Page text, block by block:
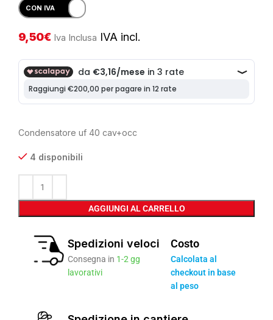
9,50€ Iva Inclusa IVA incl.
Condensatore uf 40 cav+occ
4 disponibili
AGGIUNGI AL CARRELLO
Spedizioni veloci
Consegna in 1-2 gg
lavorativi
Costo
Calcolata al
checkout in base
al peso